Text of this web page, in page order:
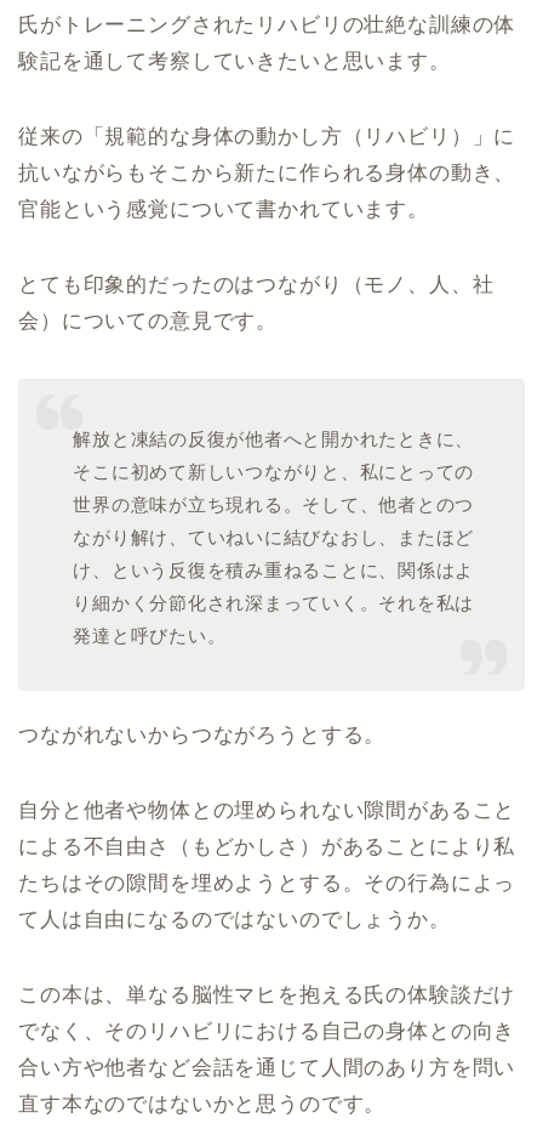
氏がトレーニングされたリハビリの壮絶な訓練の体
験記を通して考察していきたいと思います。
従来の「規範的な身体の動かし方（リハビリ）」に
抗いながらもそこから新たに作られる身体の動き、
官能という感覚について書かれています。
とても印象的だったのはつながり（モノ、人、社
会）についての意見です。
解放と凍結の反復が他者へと開かれたときに、
そこに初めて新しいつながりと、私にとっての
世界の意味が立ち現れる。そして、他者とのつ
ながり解け、ていねいに結びなおし、またほど
け、という反復を積み重ねることに、関係はよ
り細かく分節化され深まっていく。それを私は
発達と呼びたい。
つながれないからつながろうとする。
自分と他者や物体との埋められない隙間があること
による不自由さ（もどかしさ）があることにより私
たちはその隙間を埋めようとする。その行為によっ
て人は自由になるのではないのでしょうか。
この本は、単なる脳性マヒを抱える氏の体験談だけ
でなく、そのリハビリにおける自己の身体との向き
合い方や他者など会話を通じて人間のあり方を問い
直す本なのではないかと思うのです。